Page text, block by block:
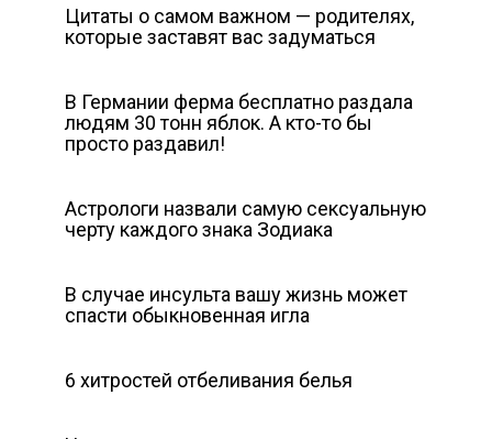
Цитаты о самом важном — родителях,
которые заставят вас задуматься
В Германии ферма бесплатно раздала
людям 30 тонн яблок. А кто-то бы
просто раздавил!
Астрологи назвали самую сeксуальную
черту каждого знака Зодиака
В случае инсульта вашу жизнь может
спасти обыкновенная игла
6 хитростей отбеливания белья